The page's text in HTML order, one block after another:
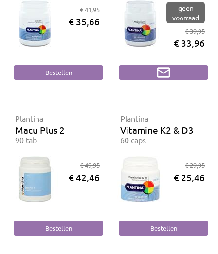
€ 41,95
€ 35,66
geen
voorraad
€ 39,95
€ 33,96
Plantina
Macu Plus 2
90 tab
€ 49,95
€ 42,46
Plantina
Vitamine K2 & D3
60 caps
€ 29,95
€ 25,46